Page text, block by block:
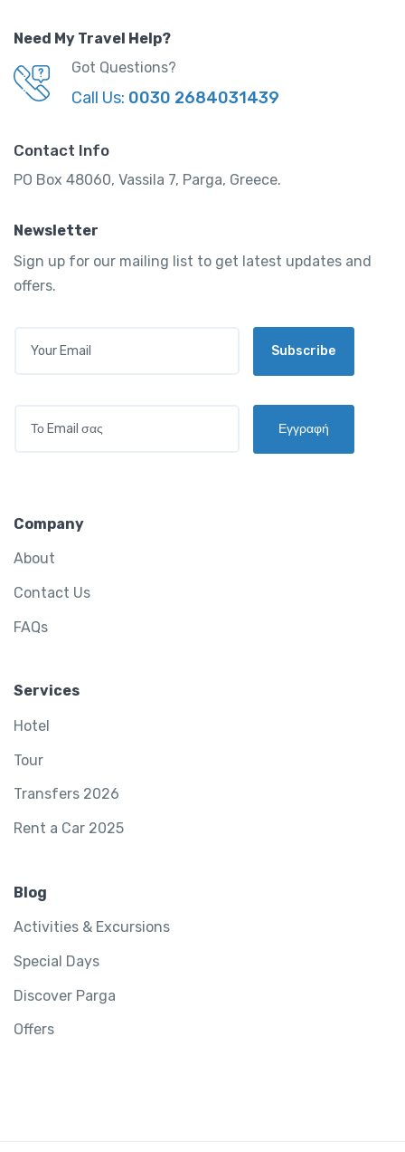
Need My Travel Help?
Got Questions?
Call Us: 0030 2684031439
Contact Info
PO Box 48060, Vassila 7, Parga, Greece.
Newsletter
Sign up for our mailing list to get latest updates and
offers.
Subscribe
Εγγραφή
Company
About
Contact Us
FAQs
Services
Hotel
Tour
Transfers 2026
Rent a Car 2025
Blog
Activities & Excursions
Special Days
Discover Parga
Offers